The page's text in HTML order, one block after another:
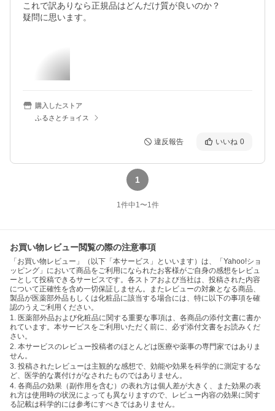
これで訳ありなら正規品はどんだけ質が良いのか？
疑問に思います。
購入したストア
ふるさとチョイス
違反報告 いいね 0
1
1件中1〜1件
お買い物レビュー閲覧の際の注意事項
「お買い物レビュー」（以下「本サービス」といいます）は、「Yahoo!ショ
ッピング」において商品をご利用になられたお客様がご自身の感想をレビュ
ーとして投稿できるサービスです。各ストアおよび当社は、投稿された内容
について正確性を含め一切保証しません。またレビューの対象となる商品、
製品が医薬部外品もしくは化粧品に該当する場合には、特に以下の事項を確
認のうえご利用ください。
1. 医薬部外品および化粧品に関する重要な事項は、各商品の添付文書に書か
れています。本サービスをご利用いただく前に、必ず添付文書をお読みくだ
さい。
2. 本サービスのレビュー投稿者のほとんどは医療や薬事の専門家ではありま
せん。
3. 投稿されたレビューは主観的な感想で、効能や効果を科学的に測定するな
ど、医学的な裏付けがなされたものではありません。
4. 各商品の効果（副作用を含む）の表れ方は個人差が大きく、また効果の表
れ方は使用時の状況によっても異なりますので、レビュー内容の効果に関す
る記載は科学的には参考にすべきではありません。